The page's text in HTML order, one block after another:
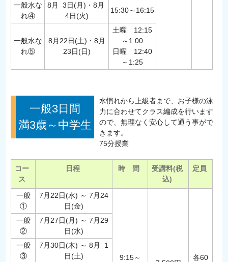
一般水な
れ④
8月 3日(月)・8月
4日(火)
15:30～16:15
一般水な
れ⑤
8月22日(土)・8月
23日(日)
土曜 12:15
～1:00
日曜 12:40
～1:25
一般3日間
満3歳～中学生
水慣れから上級者まで、お子様の泳
力に合わせてクラス編成を行います
ので、無理なく安心して通う事がで
きます。
75分授業
コー
ス
日程 時 間
受講料(税
込)
定員
一般
①
7月22日(水) ～ 7月24
日(金)
9:15～ 各60
一般
②
7月27日(月) ～ 7月29
日(水)
一般
③
7月30日(木) ～ 8月 1
日(土)